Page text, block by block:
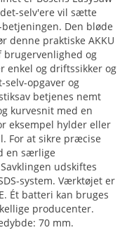
selv'ere vil sætte
Den bløde
denne praktiske AKKU
brugervenlighed og
enkel og driftssikker og
opgaver og
betjenes nemt
kurvesnit med en
eksempel hylder eller
For at sikre præcise
en særlige
udskiftes
system. Værktøjet er
Ét batteri kan bruges
producenter.
70 mm.